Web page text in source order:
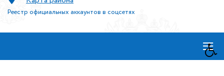
Реестр официальных аккаунтов в соцсетях
≡